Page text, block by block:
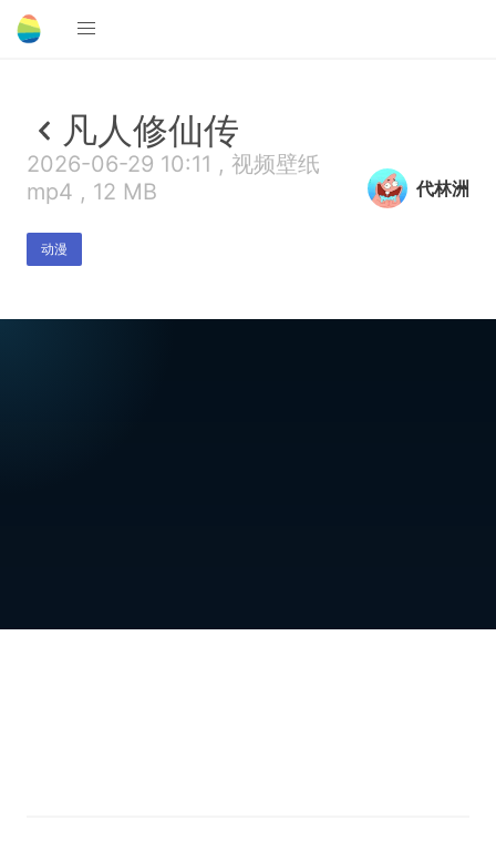
凡人修仙传
2026-06-29 10:11 , 视频壁纸
mp4 , 12 MB
动漫
代林洲